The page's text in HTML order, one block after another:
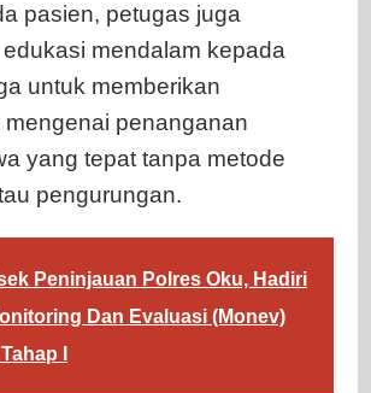
pasien, petugas juga
mendalam kepada
untuk memberikan
penanganan
yang tepat tanpa metode
pengurungan.
Peninjauan Polres Oku, Hadiri
Dan Evaluasi (Monev)
I